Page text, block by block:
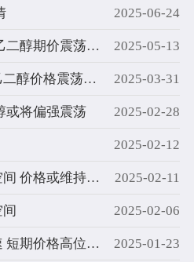
2025-06-24
宏观利好政策释放市场 乙二醇期价震荡走高 2025-05-13
PTA盘面跟随成本波动 乙二醇价格震荡偏弱 2025-03-31
或将偏强震荡 2025-02-28
2025-02-12
乙二醇供需结构存改善空间 价格或维持震荡整理 2025-02-11
2025-02-06
乙二醇进口到港不断提速 短期价格高位承压 2025-01-23